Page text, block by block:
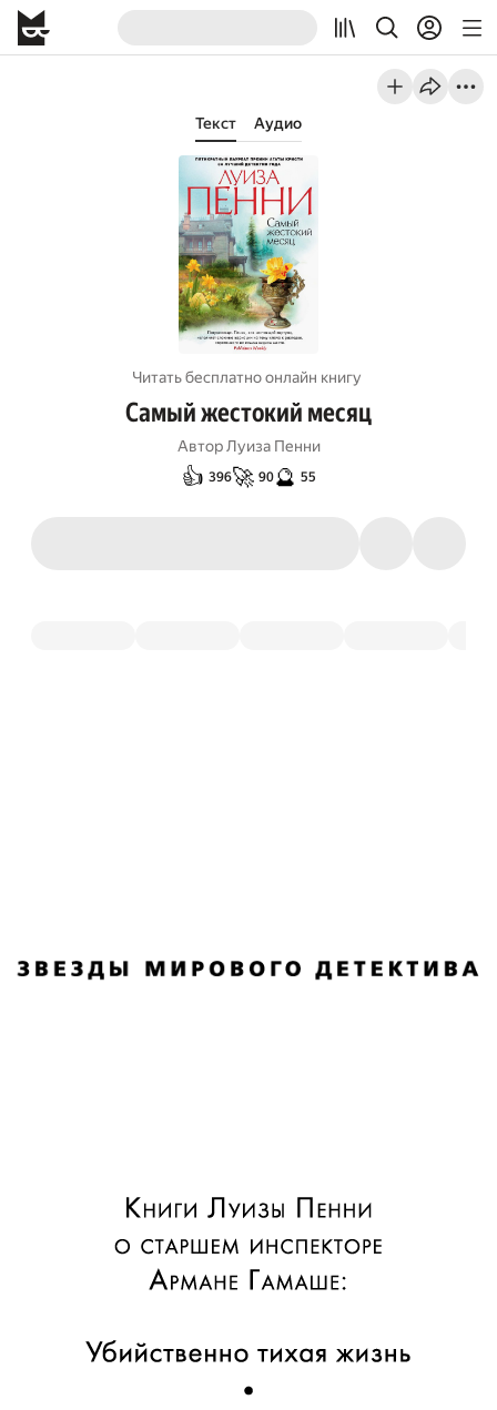
Текст Аудио
Читать бесплатно онлайн книгу
Самый жестокий месяц
Автор Луиза Пенни
👍 396🚀 90🔮 55